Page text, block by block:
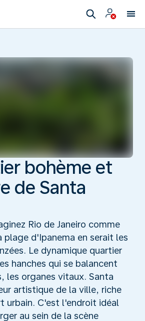
bohème et
de Santa
Rio de Janeiro comme
plage d'Ipanema en serait les
Le dynamique quartier
hanches qui se balancent
les organes vitaux. Santa
artistique de la ville, riche
urbain. C'est l'endroit idéal
au sein de la scène